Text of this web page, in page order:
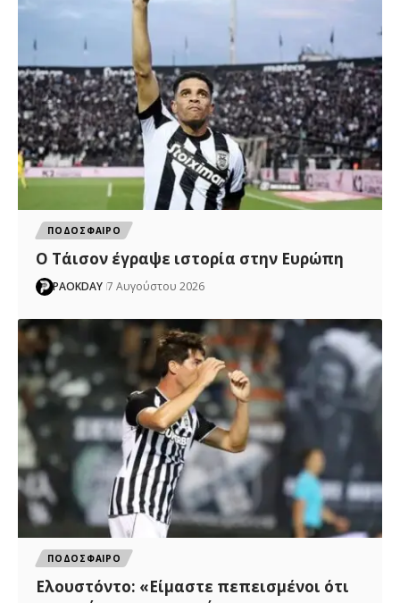
ΠΟΔΟΣΦΑΙΡΟ
Ο Τάισον έγραψε ιστορία στην Ευρώπη
PAOKDAY 7 Αυγούστου 2026
ΠΟΔΟΣΦΑΙΡΟ
Ελουστόντο: «Είμαστε πεπεισμένοι ότι